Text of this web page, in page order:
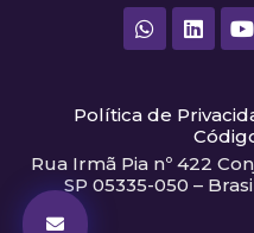
Política de
Rua Irmã Pia nº 422
SP 05335-050 –